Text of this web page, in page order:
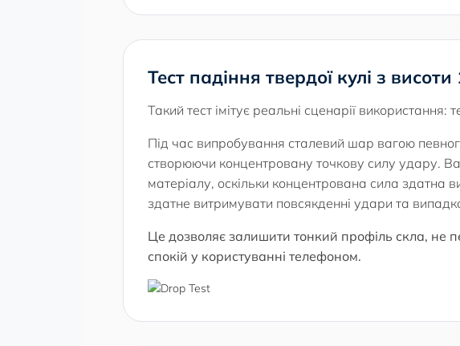
Тест падіння твердої кулі з висоти
Такий тест імітує реальні сценарії
Під час випробування сталевий шар вагою
створюючи концентровану точкову силу удару.
матеріалу, оскільки концентрована сила здатна
здатне витримувати повсякденні удари та
Це дозволяє залишити тонкий профіль скла, не
спокій у користуванні телефоном.